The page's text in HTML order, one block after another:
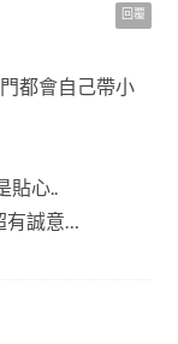
回覆
都會自己帶小
貼心..
有誠意…